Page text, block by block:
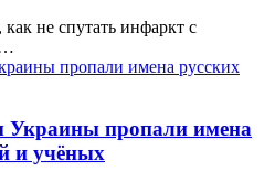
не спутать инфаркт с
…
Украины пропали имена
и учёных